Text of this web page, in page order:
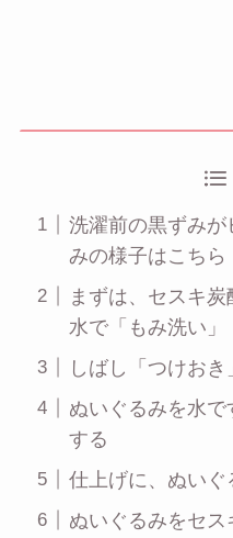
洗濯前の黒ずみが
みの様子はこちら
まずは、セスキ
水で「もみ洗い」
しばし「つけおき
ぬいぐるみを水
する
仕上げに、ぬい
ぬいぐるみをセ